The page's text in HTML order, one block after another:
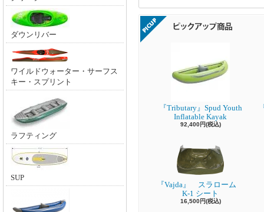
ダウンリバー
ワイルドウォーター・サーフス
キー・スプリント
ラフティング
SUP
『Tributary』Spud Youth
Inflatable Kayak
92,400円(税込)
『Vajda』 スラローム
K-1 シート
16,500円(税込)